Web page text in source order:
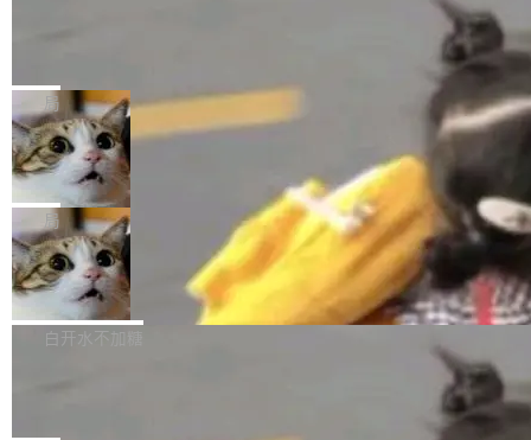
Harness 负责把能力落到真实环境中——调用工
具、读写文件、管理上下文、处理错误、完成闭
环。崔添翼招人的标...
理解、推理、生成与编辑，还仅以 8B-MoT 的轻
量大小，将能力推进到4K、更精细的真实质感、
更复杂的视觉控制和可持续迭代编辑。 相比 U
1，U1.5-Lite-Preview 在以下方向上带来了显著
提升： 原生支持4K图像生成； 更精细的局部纹
理、细节与真实世界质感； 更准确的中英文文字
生成与复杂版式组织； 更稳定的图...
nap。这次是 hwctl——一个用来检查 Ubuntu
硬件认证状态的命令行工具。 Canonical 工程师
Alan Griffiths 在邮件列表中说得很直白：「hwc
tl 是一个 Ubuntu 专有的包，它和它的依赖项都
是 Ubuntu 专有的，不会用在其他发行版上。」
所以 deb 版本的受众实际上为零。既然只有 Ub
untu 用户在用，那用 snap 打包就没什么可纠结
的。 从 deb 到 snap 的迁移路径 hwctl 是 rust-
hwlib 硬件 API 库的一部分，命令行工具负责查
局
Dario Amodei 担心新人来 Anthropic
只为金钱，不为使命
顶级 AI 研究员在两家公司之间来回跳，中间只
隔了几天。 Lilian Weng 上周刚宣布因健康原因
离开 Thinking Machines Lab，说自己作为联合
创始人的角色「太累了」。几天后，The Inform
ation 就曝出她将重回 OpenAI，负责递归自我
改进方向的研究。她是 Thinking Machines 过
局
FFmpeg 9.0 发布
FFmpeg 9.0 现已发布，包含多项改进。官方更
新日志列出的 9.0 版本主要更新内容如下： 扩
白开水不加糖